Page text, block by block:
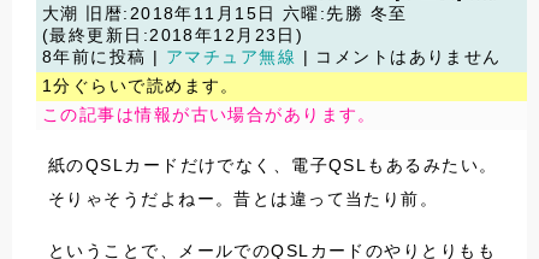
大潮
旧暦:2018年11月15日 六曜:先勝 冬至
(最終更新日:2018年12月23日)
8年前に投稿 | アマチュア無線
| コメントはありません
1分ぐらいで読めます。
この記事は情報が古い場合があります。
紙のQSLカードだけでなく、電子QSLもあるみたい。
そりゃそうだよねー。昔とは違って当たり前。
ということで、メールでのQSLカードのやりとりもも